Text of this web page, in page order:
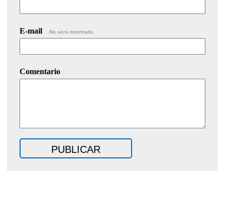
E-mail No será mostrado.
Comentario